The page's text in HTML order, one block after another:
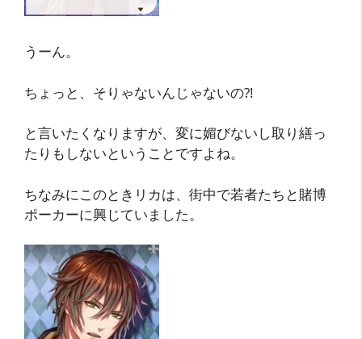
うーん。
ちょっと、そりゃないんじゃないの?!
と言いたくなりますが、変に媚びないし取り繕っ
たりもしないということですよね。
ちなみにこのときリカは、街中で若者たちと賭博
ポーカーに興じていました。